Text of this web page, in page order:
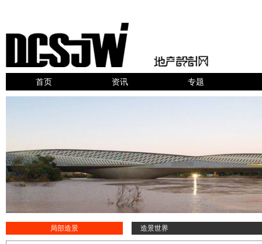
首页 资讯 专题
造景世界
局部造景